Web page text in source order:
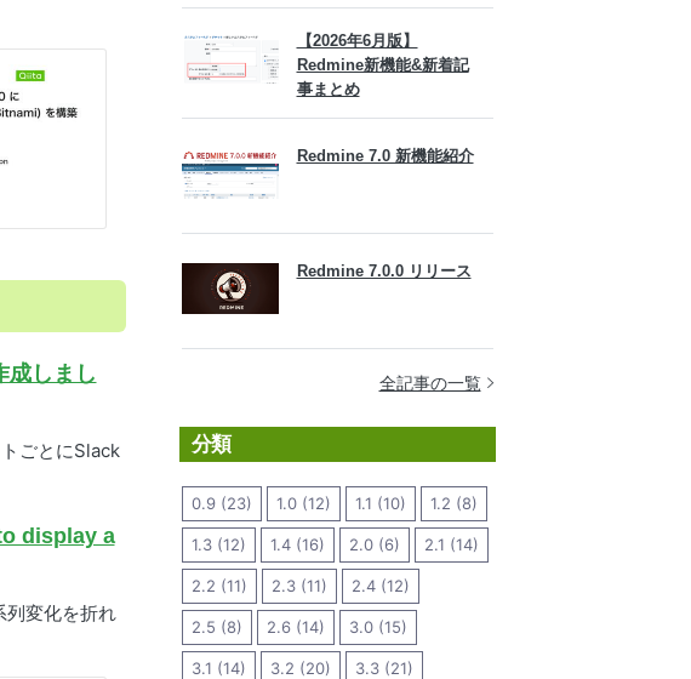
成しまし
ごとにSlack
display a
変化を折れ
【2026年6月版】
Redmine新機能&新着記
事まとめ
Redmine 7.0 新機能紹介
Redmine 7.0.0 リリース
全記事の一覧
分類
0.9 (23) 1.0 (12) 1.1 (10) 1.2 (8)
1.3 (12) 1.4 (16) 2.0 (6) 2.1 (14)
2.2 (11) 2.3 (11) 2.4 (12)
2.5 (8) 2.6 (14) 3.0 (15)
3.1 (14) 3.2 (20) 3.3 (21)